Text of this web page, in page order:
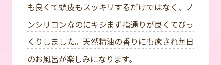
も良くて頭皮もスッキリするだけではなく、ノ
ンシリコンなのにキシまず指通りが良くてびっ
くりしました。天然精油の香りにも癒され毎日
のお風呂が楽しみになります。